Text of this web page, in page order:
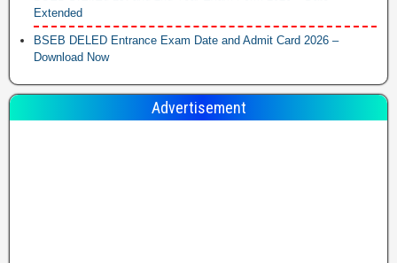
Extended
BSEB DELED Entrance Exam Date and Admit Card 2026 –
Download Now
Advertisement